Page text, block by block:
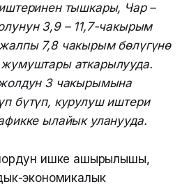
тышкары, Чар –
3,9 – 11,7-чакырым
7,8 чакырым бөлүгүнө
аткарылууда.
3 чакырымына
бүтүп, курулуш иштери
ылайык уланууда.
ишке ашырылышы,
экономикалык